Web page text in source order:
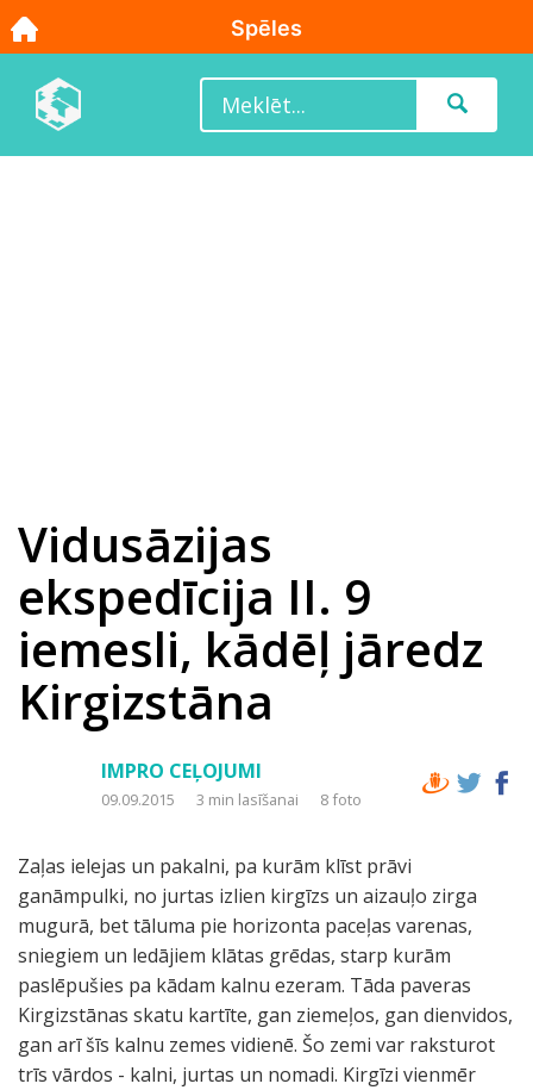
Vidusāzijas
ekspedīcija II. 9
iemesli, kādēļ jāredz
Kirgizstāna
IMPRO CEĻOJUMI
09.09.2015 3 min lasīšanai 8 foto
Zaļas ielejas un pakalni, pa kurām klīst prāvi
ganāmpulki, no jurtas izlien kirgīzs un aizauļo zirga
mugurā, bet tāluma pie horizonta paceļas varenas,
sniegiem un ledājiem klātas grēdas, starp kurām
paslēpušies pa kādam kalnu ezeram. Tāda paveras
Kirgizstānas skatu kartīte, gan ziemeļos, gan dienvidos,
gan arī šīs kalnu zemes vidienē. Šo zemi var raksturot
trīs vārdos - kalni, jurtas un nomadi. Kirgīzi vienmēr